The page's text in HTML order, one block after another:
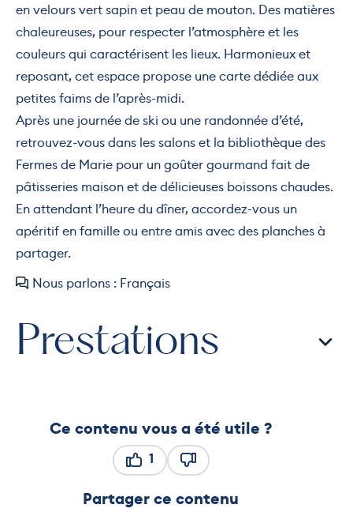
en velours vert sapin et peau de mouton. Des matières
chaleureuses, pour respecter l’atmosphère et les
couleurs qui caractérisent les lieux. Harmonieux et
reposant, cet espace propose une carte dédiée aux
petites faims de l’après-midi.
Après une journée de ski ou une randonnée d’été,
retrouvez-vous dans les salons et la bibliothèque des
Fermes de Marie pour un goûter gourmand fait de
pâtisseries maison et de délicieuses boissons chaudes.
En attendant l’heure du dîner, accordez-vous un
apéritif en famille ou entre amis avec des planches à
partager.
Nous parlons : Français
Prestations
Ce contenu vous a été utile ?
1
Partager ce contenu